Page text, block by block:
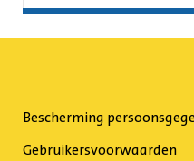
Bescherming
Gebruikersvoorwaarden